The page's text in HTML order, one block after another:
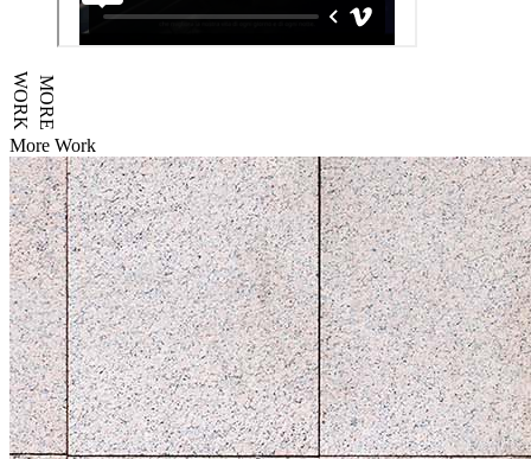
WORK MORE
More Work